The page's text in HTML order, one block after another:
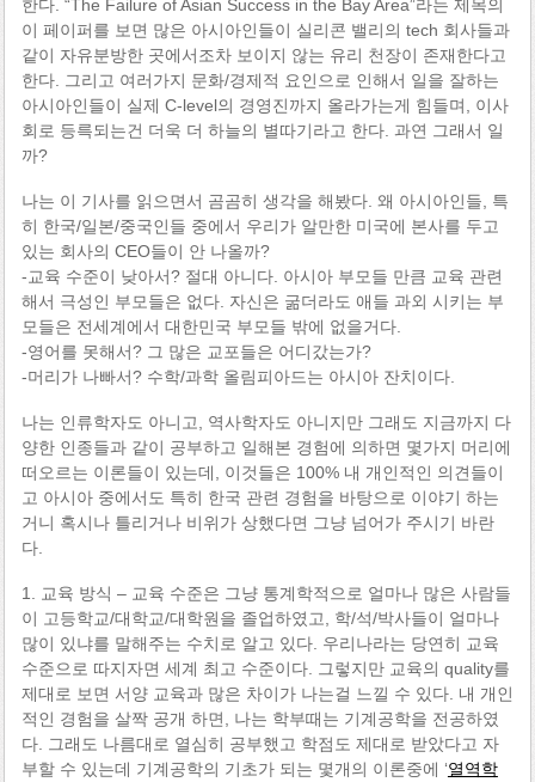
한다. “The Failure of Asian Success in the Bay Area”라는 제목의
이 페이퍼를 보면 많은 아시아인들이 실리콘 밸리의 tech 회사들과
같이 자유분방한 곳에서조차 보이지 않는 유리 천장이 존재한다고
한다. 그리고 여러가지 문화/경제적 요인으로 인해서 일을 잘하는
아시아인들이 실제 C-level의 경영진까지 올라가는게 힘들며, 이사
회로 등륵되는건 더욱 더 하늘의 별따기라고 한다. 과연 그래서 일
까?
나는 이 기사를 읽으면서 곰곰히 생각을 해봤다. 왜 아시아인들, 특
히 한국/일본/중국인들 중에서 우리가 알만한 미국에 본사를 두고
있는 회사의 CEO들이 안 나올까?
-교육 수준이 낮아서? 절대 아니다. 아시아 부모들 만큼 교육 관련
해서 극성인 부모들은 없다. 자신은 굶더라도 애들 과외 시키는 부
모들은 전세계에서 대한민국 부모들 밖에 없을거다.
-영어를 못해서? 그 많은 교포들은 어디갔는가?
-머리가 나빠서? 수학/과학 올림피아드는 아시아 잔치이다.
나는 인류학자도 아니고, 역사학자도 아니지만 그래도 지금까지 다
양한 인종들과 같이 공부하고 일해본 경험에 의하면 몇가지 머리에
떠오르는 이론들이 있는데, 이것들은 100% 내 개인적인 의견들이
고 아시아 중에서도 특히 한국 관련 경험을 바탕으로 이야기 하는
거니 혹시나 틀리거나 비위가 상했다면 그냥 넘어가 주시기 바란
다.
1. 교육 방식 – 교육 수준은 그냥 통계학적으로 얼마나 많은 사람들
이 고등학교/대학교/대학원을 졸업하였고, 학/석/박사들이 얼마나
많이 있냐를 말해주는 수치로 알고 있다. 우리나라는 당연히 교육
수준으로 따지자면 세계 최고 수준이다. 그렇지만 교육의 quality를
제대로 보면 서양 교육과 많은 차이가 나는걸 느낄 수 있다. 내 개인
적인 경험을 살짝 공개 하면, 나는 학부때는 기계공학을 전공하였
다. 그래도 나름대로 열심히 공부했고 학점도 제대로 받았다고 자
부할 수 있는데 기계공학의 기초가 되는 몇개의 이론중에 ‘열역학